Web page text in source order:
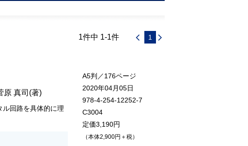
1件中 1-1件 1
原 真司(著)
ル回路を具体的に理
A5判／176ページ
2020年04月05日
978-4-254-12252-7
C3004
定価3,190円
（本体2,900円＋税）